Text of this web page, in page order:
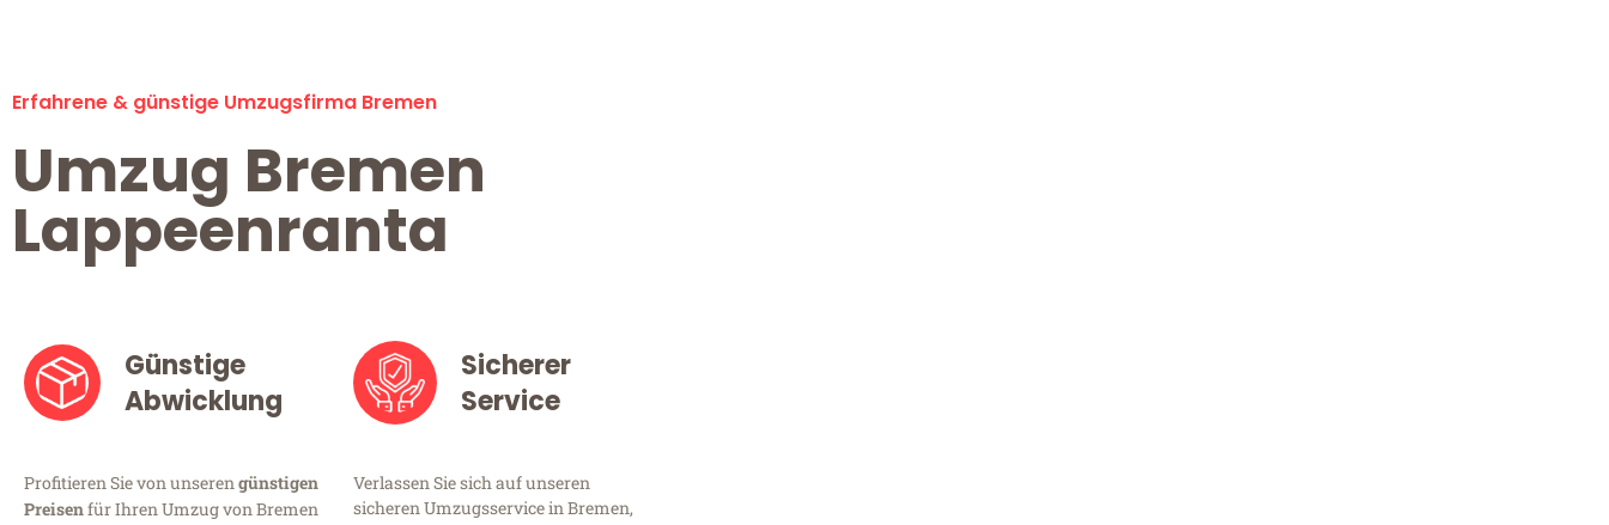
Erfahrene & günstige Umzugsfirma Bremen
Umzug Bremen
Lappeenranta
Günstige
Abwicklung
Profitieren Sie von unserengünstigen
Preisenfür Ihren Umzug von Bremen
Sicherer
Service
Verlassen Sie sich auf unseren
sicheren Umzugsservice in Bremen,